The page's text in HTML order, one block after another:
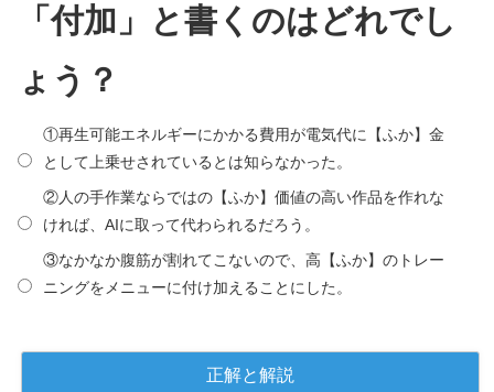
「付加」と書くのはどれでし
ょう？
①再生可能エネルギーにかかる費用が電気代に【ふか】金
として上乗せされているとは知らなかった。
②人の手作業ならではの【ふか】価値の高い作品を作れな
ければ、AIに取って代わられるだろう。
③なかなか腹筋が割れてこないので、高【ふか】のトレー
ニングをメニューに付け加えることにした。